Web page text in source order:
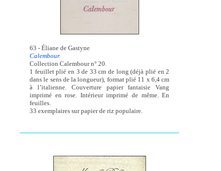
63 - Éliane de Gastyne
Calembour.
Collection Calembour n° 20.
1 feuillet plié en 3 de 33 cm de long (déjà plié en 2
dans le sens de la longueur), format plié 11 x 6,4 cm
à l’italienne. Couverture papier fantaisie Vang
imprimé en rose. Intérieur imprimé de même. En
feuilles.
33 exemplaires sur papier de riz populaire.